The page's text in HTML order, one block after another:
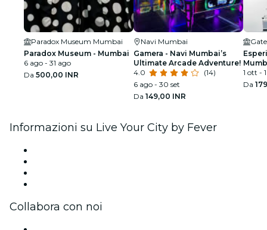
Paradox Museum Mumbai
Paradox Museum - Mumbai
6 ago - 31 ago
Da 500,00 INR
Navi Mumbai
Gamera - Navi Mumbai’s
Ultimate Arcade Adventure!
4.0
(14)
6 ago - 30 set
Da 149,00 INR
1 ott -
Da
Informazioni su Live Your City by Fever
Collabora con noi